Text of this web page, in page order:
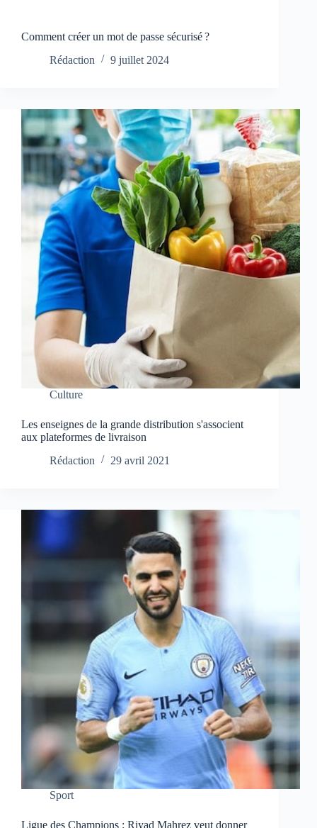
Comment créer un mot de passe sécurisé ?
Rédaction
9 juillet 2024
Culture
Les enseignes de la grande distribution s'associent
aux plateformes de livraison
Rédaction
29 avril 2021
Sport
Ligue des Champions : Riyad Mahrez veut donner